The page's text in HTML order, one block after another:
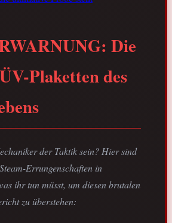
Die
Plaketten des
der Taktik sein? Hier sind
Errungenschaften in
ihr tun müsst, um diesen brutalen
zu überstehen: